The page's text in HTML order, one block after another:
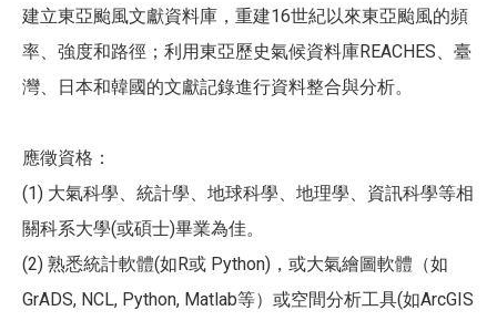
建立東亞颱風文獻資料庫，重建16世紀以來東亞颱風的頻
率、強度和路徑；利用東亞歷史氣候資料庫REACHES、臺
灣、日本和韓國的文獻記錄進行資料整合與分析。
應徵資格：
(1) 大氣科學、統計學、地球科學、地理學、資訊科學等相
關科系大學(或碩士)畢業為佳。
(2) 熟悉統計軟體(如R或 Python)，或大氣繪圖軟體（如
GrADS, NCL, Python, Matlab等）或空間分析工具(如ArcGIS